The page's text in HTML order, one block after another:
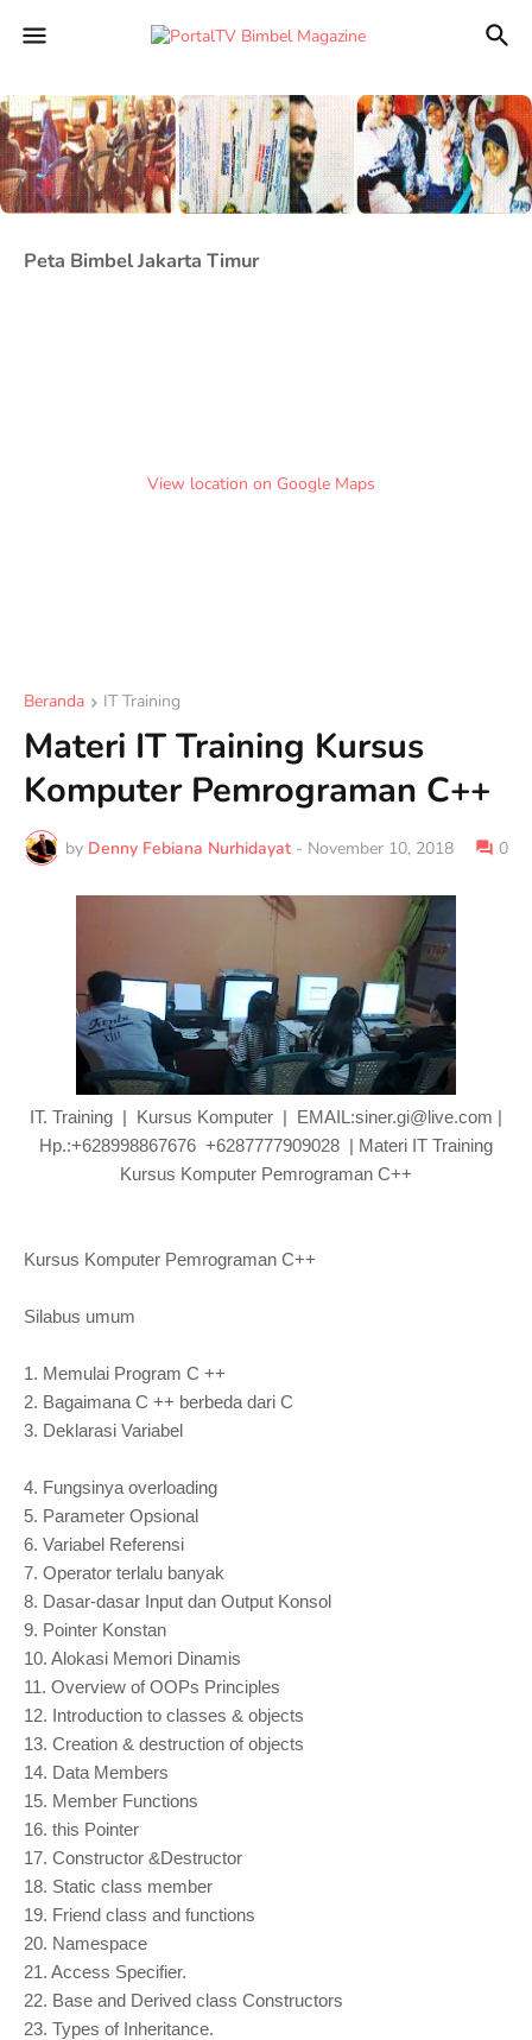
Peta Bimbel Jakarta Timur
View location on Google Maps
Beranda IT Training
Materi IT Training Kursus
Komputer Pemrograman C++
by Denny Febiana Nurhidayat - November 10, 2018 0
IT. Training | Kursus Komputer | EMAIL:siner.gi@live.com |
Hp.:+628998867676 +6287777909028 | Materi IT Training
Kursus Komputer Pemrograman C++
Kursus Komputer Pemrograman C++
Silabus umum
1. Memulai Program C ++
2. Bagaimana C ++ berbeda dari C
3. Deklarasi Variabel
4. Fungsinya overloading
5. Parameter Opsional
6. Variabel Referensi
7. Operator terlalu banyak
8. Dasar-dasar Input dan Output Konsol
9. Pointer Konstan
10. Alokasi Memori Dinamis
11. Overview of OOPs Principles
12. Introduction to classes & objects
13. Creation & destruction of objects
14. Data Members
15. Member Functions
16. this Pointer
17. Constructor &Destructor
18. Static class member
19. Friend class and functions
20. Namespace
21. Access Specifier.
22. Base and Derived class Constructors
23. Types of Inheritance.